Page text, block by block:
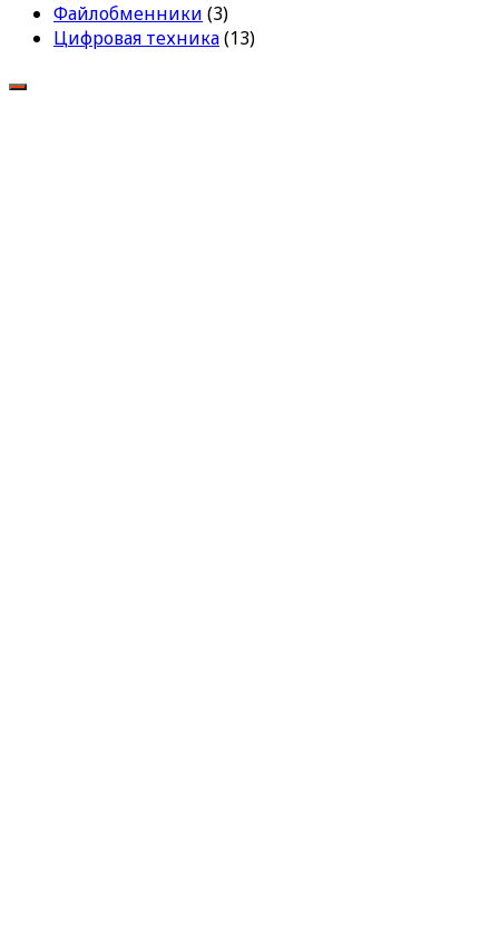
Файлобменники (3)
Цифровая техника(13)